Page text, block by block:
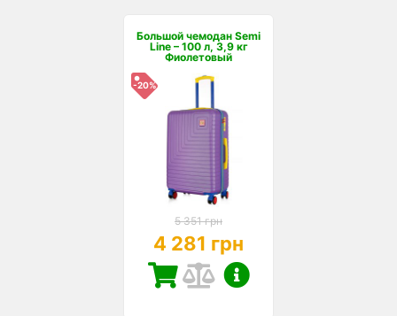
Большой чемодан Semi
Line – 100 л, 3,9 кг
Фиолетовый
-20%
5 351 грн
4 281 грн